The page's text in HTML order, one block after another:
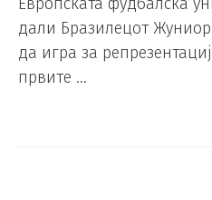
дали Бразилецот
да игра за
првите …